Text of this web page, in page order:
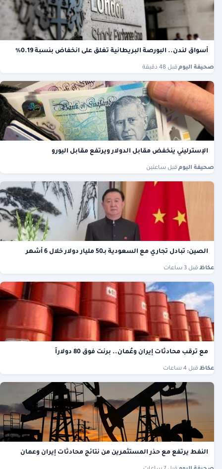
أسواق لندن.. البورصة البريطانية تغلق على انخفاض بنسبة 0.19%
صحيفة اليوم قبل 48 دقيقة
الإسترليني ينخفض مقابل الدولار ويرتفع مقابل اليورو
صحيفة اليوم قبل ساعتين
الصين: تبادل تجاري مع السعودية بـ50 مليار دولار خلال 6 أشهر
عكاظ قبل 3 ساعات
مع ترقب محادثات إيران وعُمان.. برنت فوق 80 دولاراً
عكاظ قبل 4 ساعات
النفط يرتفع مع حذر المستثمرين من نتائج محادثات إيران وعمان